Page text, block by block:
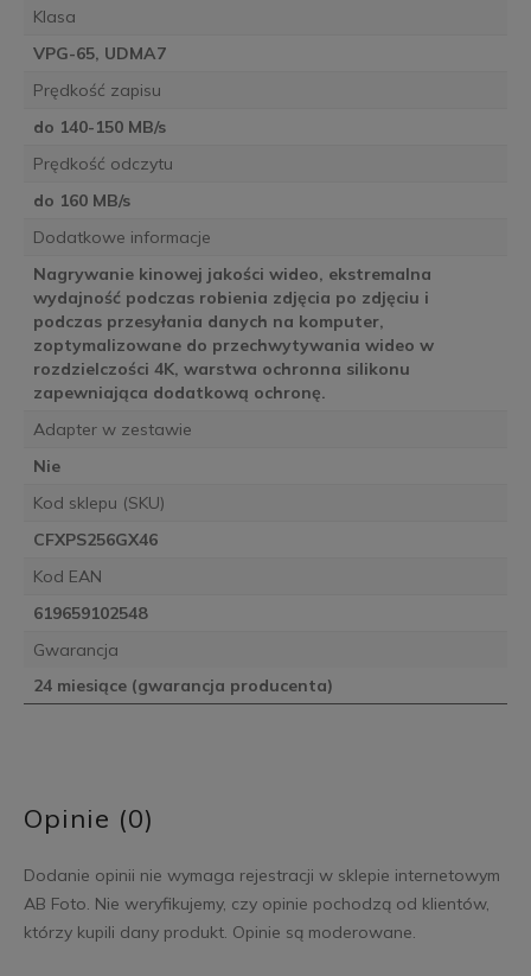
Klasa
VPG-65, UDMA7
Prędkość zapisu
do 140-150 MB/s
Prędkość odczytu
do 160 MB/s
Dodatkowe informacje
Nagrywanie kinowej jakości wideo, ekstremalna
wydajność podczas robienia zdjęcia po zdjęciu i
podczas przesyłania danych na komputer,
zoptymalizowane do przechwytywania wideo w
rozdzielczości 4K, warstwa ochronna silikonu
zapewniająca dodatkową ochronę.
Adapter w zestawie
Nie
Kod sklepu (SKU)
CFXPS256GX46
Kod EAN
619659102548
Gwarancja
24 miesiące (gwarancja producenta)
Opinie (0)
Dodanie opinii nie wymaga rejestracji w sklepie internetowym
AB Foto. Nie weryfikujemy, czy opinie pochodzą od klientów,
którzy kupili dany produkt. Opinie są moderowane.